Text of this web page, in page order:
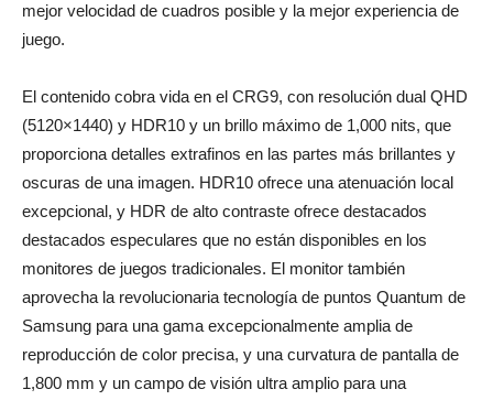
mejor velocidad de cuadros posible y la mejor experiencia de
juego.
El contenido cobra vida en el CRG9, con resolución dual QHD
(5120×1440) y HDR10 y un brillo máximo de 1,000 nits, que
proporciona detalles extrafinos en las partes más brillantes y
oscuras de una imagen. HDR10 ofrece una atenuación local
excepcional, y HDR de alto contraste ofrece destacados
destacados especulares que no están disponibles en los
monitores de juegos tradicionales. El monitor también
aprovecha la revolucionaria tecnología de puntos Quantum de
Samsung para una gama excepcionalmente amplia de
reproducción de color precisa, y una curvatura de pantalla de
1,800 mm y un campo de visión ultra amplio para una